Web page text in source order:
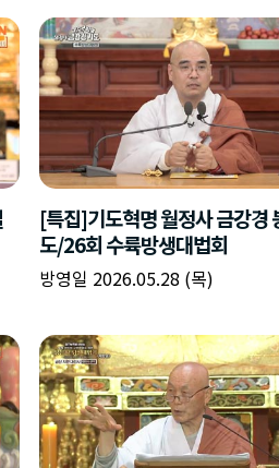
책
갈
피
입
력
이름
시간
구
간
반
복
입
력
이름
시작시간
종료시간
플
레
이
리
스
트
추
가
이름
주소
이미지
확인